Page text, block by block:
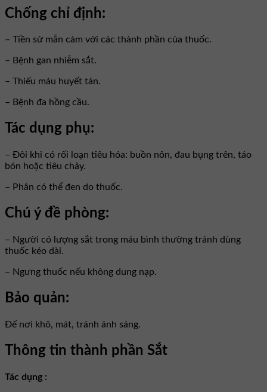
Chống chỉ định:
– Tiền sử mẫn cảm với các thành phần của thuốc.
– Bệnh gan nhiễm sắt.
– Thiếu máu huyết tán.
– Bệnh đa hồng cầu.
Tác dụng phụ:
– Đôi khi có rối loạn tiêu hóa: buồn nôn, đau bụng trên, táo
bón hoặc tiêu chảy.
– Phân có thể đen do thuốc.
Chú ý đề phòng:
– Người có lượng sắt trong máu bình thường tránh dùng
thuốc kéo dài.
– Ngưng thuốc nếu không dung nạp.
Bảo quản:
Để nơi khô, mát, tránh ánh sáng.
Thông tin thành phần Sắt
Tác dụng :